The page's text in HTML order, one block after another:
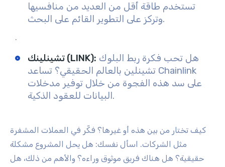
تستخدم طاقة أقل من العديد من منافسيها
وتركز على التطوير القائم على البحث.
.
تشينلينك (LINK):
تشينلين بالعالم الحقيقي؟ تساعد Chainlink
على سد هذه الفجوة من خلال توفير مدخلات
البيانات للعقود الذكية.
كيف تختار من بين هذه أو غيرها؟ فكّر في العملات المشفرة
مثل الشركات. اسأل نفسك: هل يحل المشروع مشكلة
حقيقية؟ هل هناك فريق موثوق وراءه؟ والأهم من ذلك، هل